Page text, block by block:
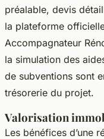
préalable, devis
la plateforme
Accompagnateur
la simulation des
de subventions sont
trésorerie du projet.
Valorisation
Les bénéfices d’une